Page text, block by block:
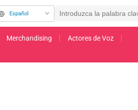
Español
Merchandising
Actores de Voz
nuevo tomo del manga de "Re:ZERO":